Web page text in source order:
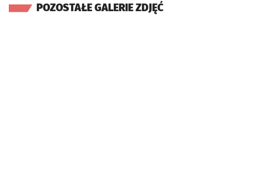
POZOSTAŁE GALERIE ZDJĘĆ